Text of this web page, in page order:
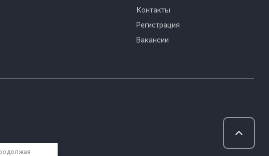
Контакты
Регистрация
Вакансии